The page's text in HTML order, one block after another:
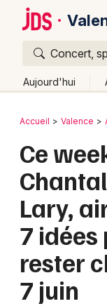
Concert,
Aujourd'hui
Publier un
Grands
Activité &
Manifestations
Bordeaux
Colmar
Lille
Lyon
Marseille
Mulhouse
Retour
Accueil Valence
Ce
Lary,
7 idées
rester
7 juin
Quoi ?
Où ?
Partout
Près de
Quand ?
Aujourd'hui